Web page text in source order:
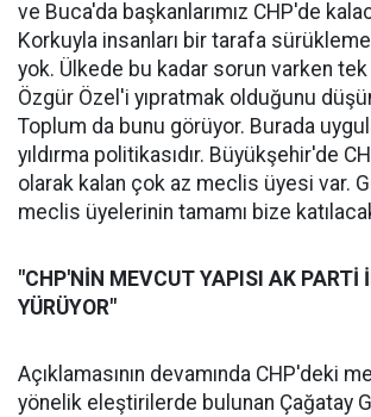
ve Buca'da başkanlarımız CHP'de
Korkuyla insanları bir tarafa
yok. Ülkede bu kadar sorun varken tek
Özgür Özel'i yıpratmak olduğunu
Toplum da bunu görüyor. Burada
yıldırma politikasıdır. Büyükşehir'de
olarak kalan çok az meclis üyesi var.
meclis üyelerinin tamamı bize
"CHP'NİN MEVCUT YAPISI AK PARTİ
YÜRÜYOR"
Açıklamasının devamında CHP'deki
yönelik eleştirilerde bulunan Çağatay